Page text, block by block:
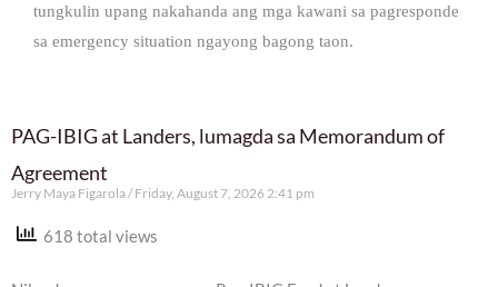
tungkulin upang nakahanda ang mga kawani sa pagresponde
sa emergency situation ngayong bagong taon.
PAG-IBIG at Landers, lumagda sa Memorandum of
Agreement
Jerry Maya Figarola Friday, August 7, 2026 2:41 pm
618 total views